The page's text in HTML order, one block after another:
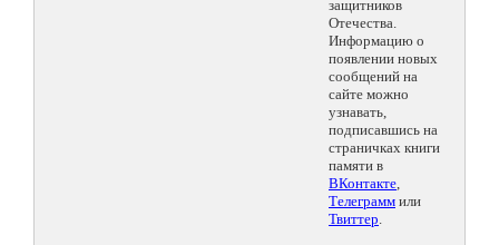
защитников
Отечества.
Информацию о
появлении новых
сообщений на
сайте можно
узнавать,
подписавшись на
страничках книги
памяти в
ВКонтакте,
Телеграмм или
Твиттер.